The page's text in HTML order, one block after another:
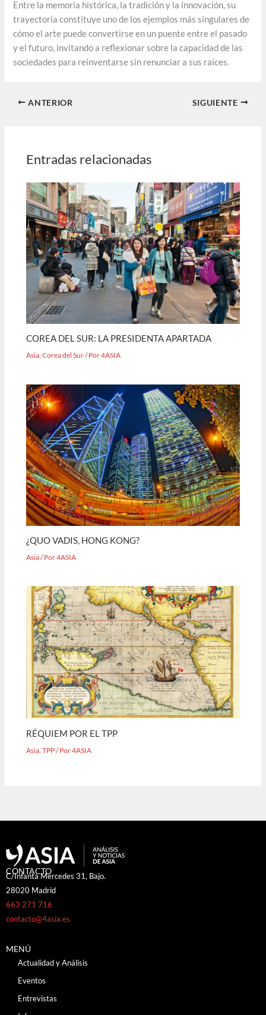
Entre la memoria histórica, la tradición y la innovación, su
trayectoria constituye uno de los ejemplos más singulares de
cómo el arte puede convertirse en un puente entre el pasado
y el futuro, invitando a reflexionar sobre la capacidad de las
sociedades para reinventarse sin renunciar a sus raíces.
ANTERIOR SIGUIENTE
Entradas relacionadas
COREA DEL SUR: LA PRESIDENTA APARTADA
Asia,Corea del Sur/ Por4ASIA
¿QUO VADIS, HONG KONG?
Asia/ Por4ASIA
RÉQUIEM POR EL TPP
Asia ,TPP/ Por4ASIA
CONTACTO
C/Infanta Mercedes 31, Bajo.
28020 Madrid
663 271 716
contacto@4asia.es
MENÚ
Actualidad y Análisis
Eventos
Entrevistas